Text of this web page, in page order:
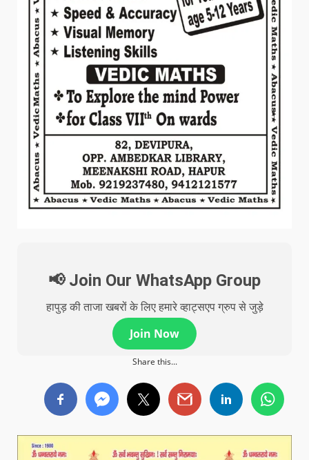
📢 Join Our WhatsApp Group
हापुड़ की ताजा खबरों के लिए हमारे व्हाट्सएप ग्रुप से जुड़े
Join Now
Share this...